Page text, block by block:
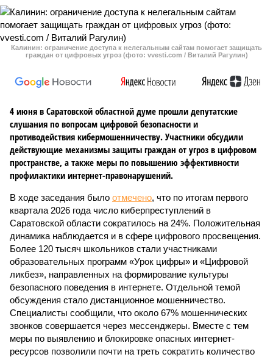
Калинин: ограничение доступа к нелегальным сайтам помогает защищать
граждан от цифровых угроз (фото: vvesti.com / Виталий Рагулин)
4 июня в Саратовской областной думе прошли депутатские
слушания по вопросам цифровой безопасности и
противодействия кибермошенничеству. Участники обсудили
действующие механизмы защиты граждан от угроз в цифровом
пространстве, а также меры по повышению эффективности
профилактики интернет-правонарушений.
В ходе заседания было отмечено, что по итогам первого
квартала 2026 года число киберпреступлений в
Саратовской области сократилось на 24%. Положительная
динамика наблюдается и в сфере цифрового просвещения.
Более 120 тысяч школьников стали участниками
образовательных программ «Урок цифры» и «Цифровой
ликбез», направленных на формирование культуры
безопасного поведения в интернете. Отдельной темой
обсуждения стало дистанционное мошенничество.
Специалисты сообщили, что около 67% мошеннических
звонков совершается через мессенджеры. Вместе с тем
меры по выявлению и блокировке опасных интернет-
ресурсов позволили почти на треть сократить количество